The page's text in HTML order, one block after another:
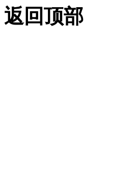
返回顶部